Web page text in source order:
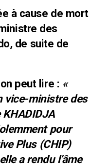
à cause de mort
des
de suite de
peut lire : «
vice-ministre des
pour
Plus (CHIP)
a rendu l’âme